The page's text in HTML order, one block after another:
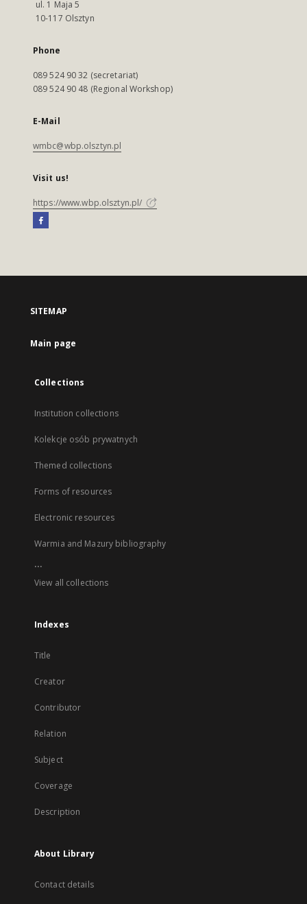
ul. 1 Maja 5
10-117 Olsztyn
Phone
089 524 90 32 (secretariat)
089 524 90 48 (Regional Workshop)
E-Mail
wmbc@wbp.olsztyn.pl
Visit us!
https://www.wbp.olsztyn.pl/
SITEMAP
Main page
Collections
Institution collections
Kolekcje osób prywatnych
Themed collections
Forms of resources
Electronic resources
Warmia and Mazury bibliography
...
View all collections
Indexes
Title
Creator
Contributor
Relation
Subject
Coverage
Description
About Library
Contact details